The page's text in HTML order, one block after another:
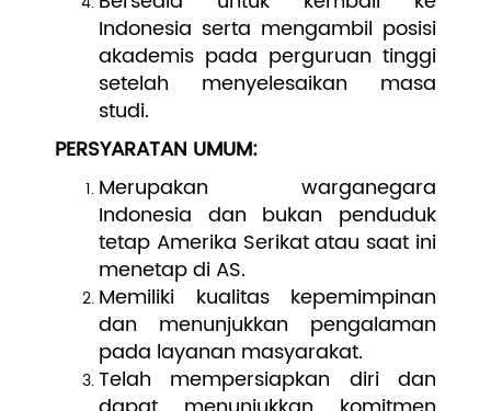
Indonesia serta mengambil posisi
akademis pada perguruan tinggi
setelah menyelesaikan masa
studi.
PERSYARATAN UMUM:
Merupakan warganegara
Indonesia dan bukan penduduk
tetap Amerika Serikat atau saat ini
menetap di AS.
Memiliki kualitas kepemimpinan
dan menunjukkan pengalaman
pada layanan masyarakat.
Telah mempersiapkan diri dan